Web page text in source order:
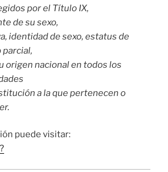
por el Título IX,
de su sexo,
identidad de sexo, estatus de
origen nacional en todos los
a la que pertenecen o
puede visitar: